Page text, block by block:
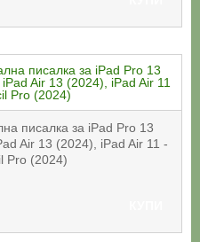
писалка за iPad Pro 13
Air 13 (2024), iPad Air 11 -
Pro (2024)